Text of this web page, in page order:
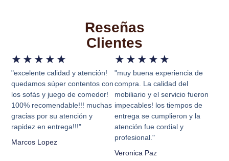
Reseñas
Clientes
★ ★ ★ ★ ★
"excelente calidad y atención!
quedamos súper contentos con
los sofás y juego de comedor!
100% recomendable!!! muchas
gracias por su atención y
rapidez en entrega!!!"
Marcos Lopez
★ ★ ★ ★ ★
"muy buena experiencia de
compra. La calidad del
mobiliario y el servicio fueron
impecables! los tiempos de
entrega se cumplieron y la
atención fue cordial y
profesional."
Veronica Paz